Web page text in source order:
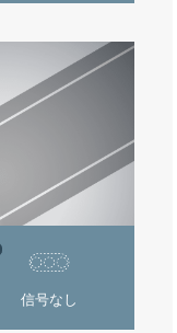
信号なし